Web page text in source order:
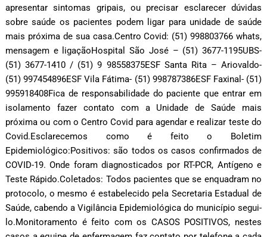
apresentar sintomas gripais, ou precisar esclarecer dúvidas
sobre saúde os pacientes podem ligar para unidade de saúde
mais próxima de sua casa.Centro Covid: (51) 998803766 whats,
mensagem e ligaçãoHospital São José – (51) 3677-1195UBS-
(51) 3677-1410 / (51) 9 98558375ESF Santa Rita – Ariovaldo-
(51) 997454896ESF Vila Fátima- (51) 998787386ESF Faxinal- (51)
995918408Fica de responsabilidade do paciente que entrar em
isolamento fazer contato com a Unidade de Saúde mais
próxima ou com o Centro Covid para agendar e realizar teste do
Covid.Esclarecemos como é feito o Boletim
Epidemiológico:Positivos: são todos os casos confirmados de
COVID-19. Onde foram diagnosticados por RT-PCR, Antígeno e
Teste Rápido.Coletados: Todos pacientes que se enquadram no
protocolo, o mesmo é estabelecido pela Secretaria Estadual de
Saúde, cabendo a Vigilância Epidemiológica do município segui-
lo.Monitoramento é feito com os CASOS POSITIVOS, nestes